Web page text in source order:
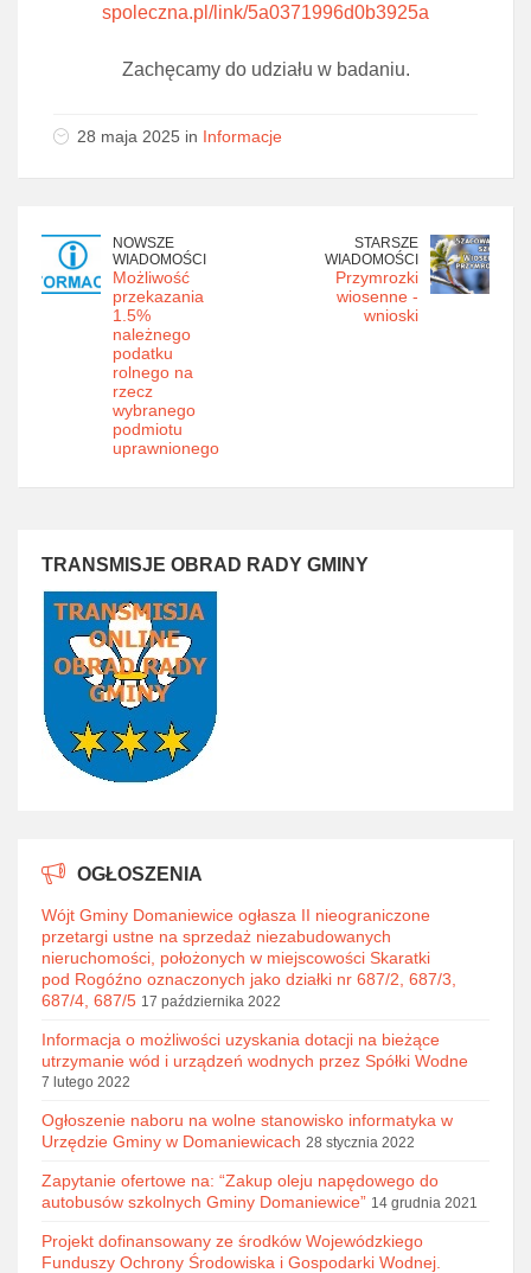
spoleczna.pl/link/5a0371996d0b3925a
Zachęcamy do udziału w badaniu.
28 maja 2025 in Informacje
NOWSZE
WIADOMOŚCI
Możliwość
przekazania
1.5%
należnego
podatku
rolnego na
rzecz
wybranego
podmiotu
uprawnionego
STARSZE
WIADOMOŚCI
Przymrozki
wiosenne -
wnioski
TRANSMISJE OBRAD RADY GMINY
OGŁOSZENIA
Wójt Gminy Domaniewice ogłasza II nieograniczone
przetargi ustne na sprzedaż niezabudowanych
nieruchomości, położonych w miejscowości Skaratki
pod Rogóźno oznaczonych jako działki nr 687/2, 687/3,
687/4, 687/5 17 października 2022
Informacja o możliwości uzyskania dotacji na bieżące
utrzymanie wód i urządzeń wodnych przez Spółki Wodne
7 lutego 2022
Ogłoszenie naboru na wolne stanowisko informatyka w
Urzędzie Gminy w Domaniewicach 28 stycznia 2022
Zapytanie ofertowe na: “Zakup oleju napędowego do
autobusów szkolnych Gminy Domaniewice” 14 grudnia 2021
Projekt dofinansowany ze środków Wojewódzkiego
Funduszy Ochrony Środowiska i Gospodarki Wodnej.